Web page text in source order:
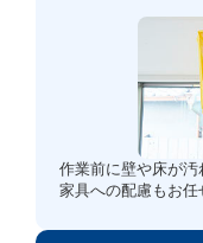
作業前に壁や床が汚
家具への配慮もお任